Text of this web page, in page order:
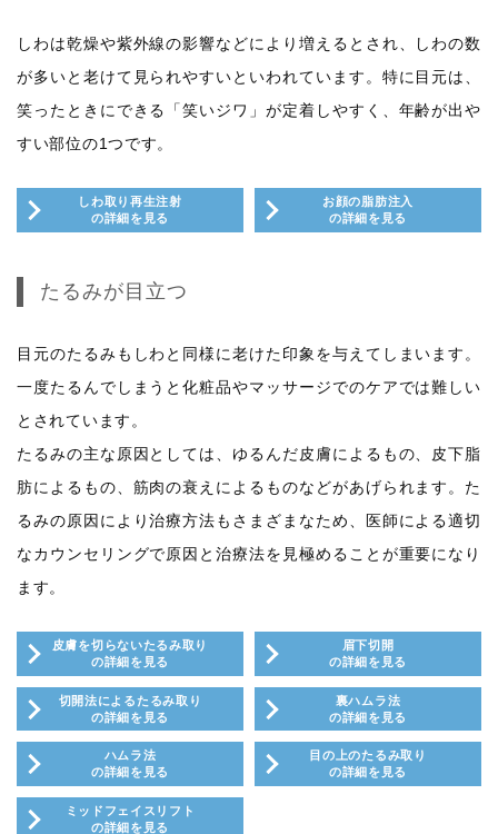
しわは乾燥や紫外線の影響などにより増えるとされ、しわの数
が多いと老けて見られやすいといわれています。特に目元は、
笑ったときにできる「笑いジワ」が定着しやすく、年齢が出や
すい部位の1つです。
しわ取り再生注射
の詳細を見る
お顔の脂肪注入
の詳細を見る
たるみが目立つ
目元のたるみもしわと同様に老けた印象を与えてしまいます。
一度たるんでしまうと化粧品やマッサージでのケアでは難しい
とされています。
たるみの主な原因としては、ゆるんだ皮膚によるもの、皮下脂
肪によるもの、筋肉の衰えによるものなどがあげられます。た
るみの原因により治療方法もさまざまなため、医師による適切
なカウンセリングで原因と治療法を見極めることが重要になり
ます。
皮膚を切らないたるみ取り
の詳細を見る
眉下切開
の詳細を見る
切開法によるたるみ取り
の詳細を見る
裏ハムラ法
の詳細を見る
ハムラ法
の詳細を見る
目の上のたるみ取り
の詳細を見る
ミッドフェイスリフト
の詳細を見る